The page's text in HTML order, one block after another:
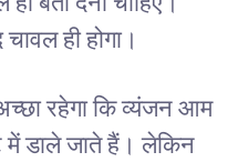
ही होगा।
रहेगा कि व्यंजन आम
में डाले जाते हैं। लेकिन